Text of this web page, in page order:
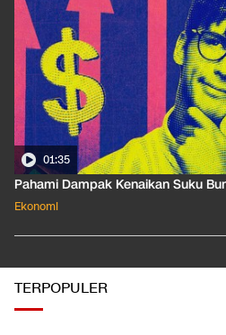
01:35
Pahami Dampak Kenaikan Suku
Ekonomi
TERPOPULER